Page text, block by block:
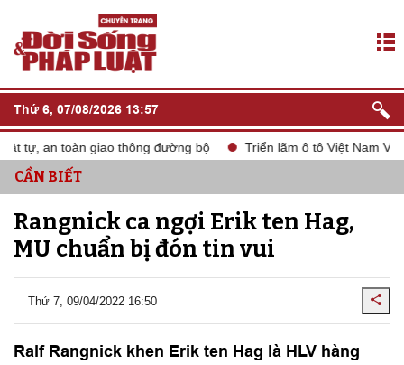
Thứ 6, 07/08/2026 13:57
tự, an toàn giao thông đường bộ Triển lãm ô tô Việt Nam VMS
CẦN BIẾT
Rangnick ca ngợi Erik ten Hag,
MU chuẩn bị đón tin vui
Thứ 7, 09/04/2022 16:50
Ralf Rangnick khen Erik ten Hag là HLV hàng